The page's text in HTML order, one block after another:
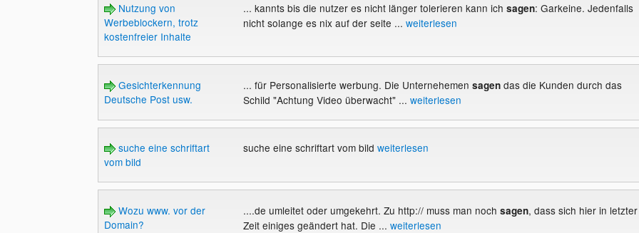
Nutzung von
Werbeblockern, trotz
kostenfreier Inhalte
... kannts bis die nutzer es nicht länger tolerieren kann ich sagen: Garkeine. Jedenfalls
nicht solange es nix auf der seite ... weiterlesen
Gesichterkennung
Deutsche Post usw.
... für Personalisierte werbung. Die Unternehemen sagendas die Kunden durch das
Schild "Achtung Video überwacht" ... weiterlesen
suche eine schriftart
vom bild
suche eine schriftart vom bild weiterlesen
Wozu www. vor der
Domain?
....de umleitet oder umgekehrt. Zu http:// muss man noch sagen, dass sich hier in letzter
Zeit einiges geändert hat. Die ... weiterlesen